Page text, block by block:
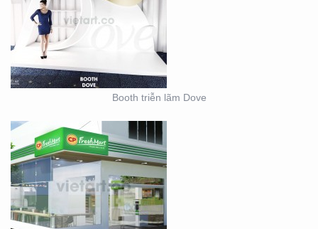
Booth triễn lãm Dove
THIẾT KẾ THI CÔNG
NỘI THẤT SHOWROOM
– CỬA HÀNG
THIẾT KẾ KIOSK TRÀ
SỮA EASY LIFE